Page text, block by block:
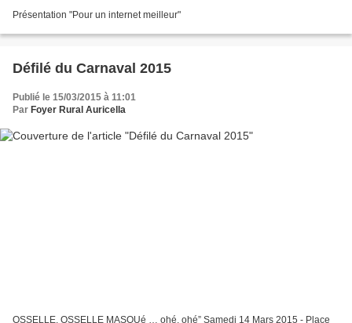
Présentation "Pour un internet meilleur"
Défilé du Carnaval 2015
Publié le 15/03/2015 à 11:01
Par Foyer Rural Auricella
OSSELLE, OSSELLE MASQUé … ohé, ohé” Samedi 14 Mars 2015 - Place